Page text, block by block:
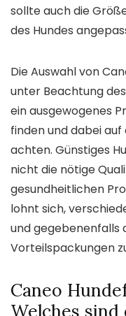
sollte auch die
des Hundes
Die Auswahl von
unter Beachtung
ein ausgewogenes
finden und dabei
achten. Günstiges
nicht die nötige
gesundheitlichen
lohnt sich,
und gegebenenfalls
Vorteilspackungen
Caneo
Welches